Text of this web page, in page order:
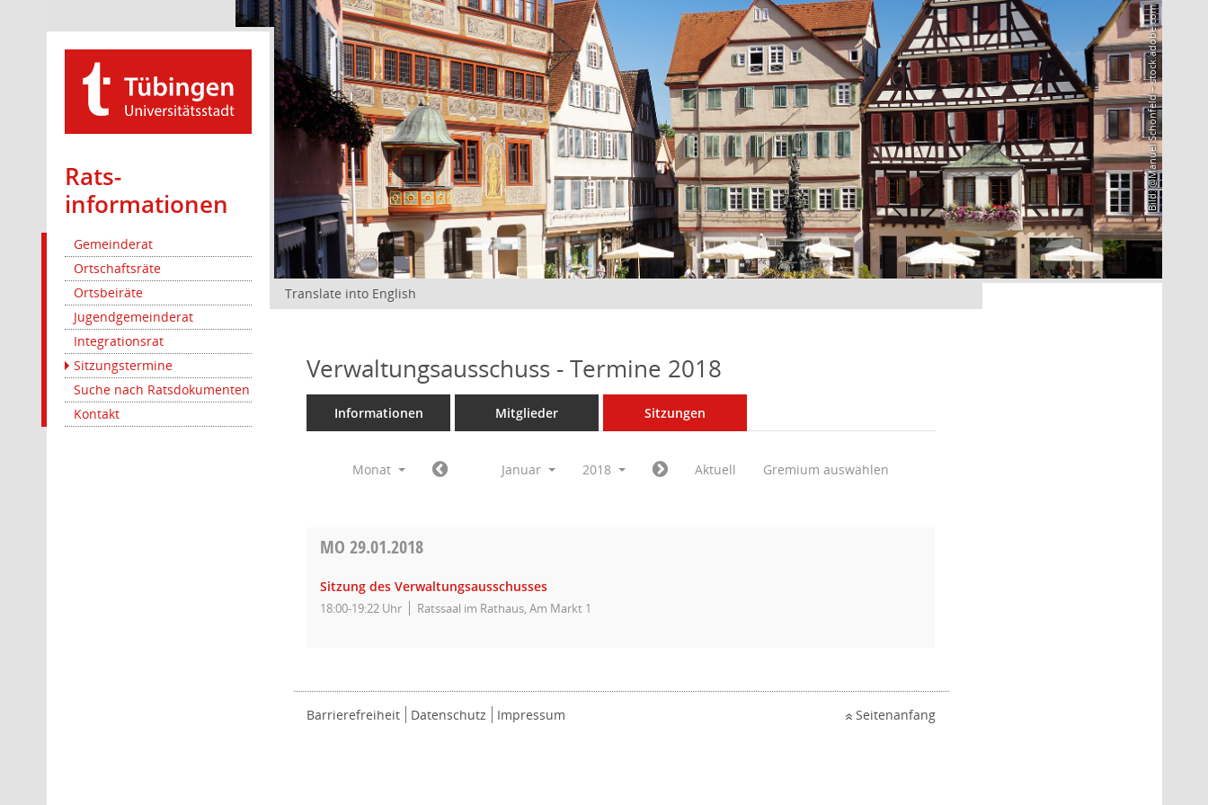
Rats­
informationen
Gemeinderat
Ortschaftsräte
Ortsbeiräte
Jugendgemeinderat
Integrationsrat
Sitzungstermine
Suche nach Ratsdokumenten
Kontakt
Bild: @Manuel Schönfeld – stock.adobe.com
Translate into English
Verwaltungsausschuss - Termine 2018
Informationen Mitglieder Sitzungen
Monat Januar 2018 Aktuell Gremium auswählen
MO29.01.2018
Sitzung des Verwaltungsausschusses
18:00-19:22 Uhr Ratssaal im Rathaus, Am Markt 1
Barrierefreiheit Datenschutz Impressum Seitenanfang